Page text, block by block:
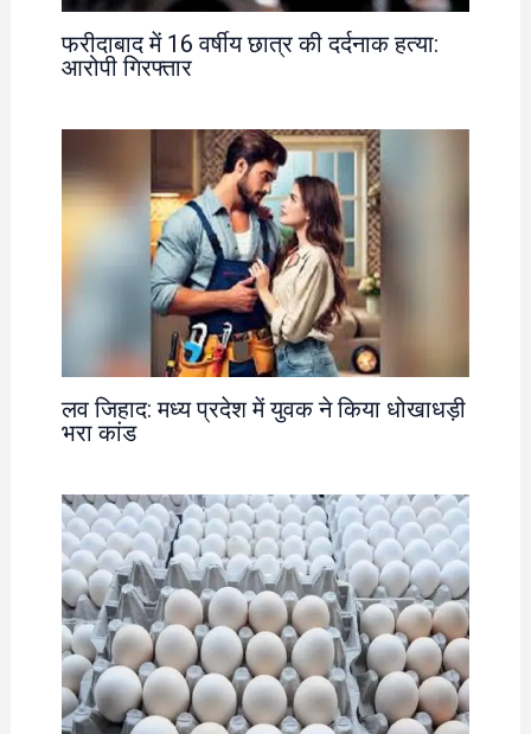
फरीदाबाद में 16 वर्षीय छात्र की दर्दनाक हत्या:
आरोपी गिरफ्तार
लव जिहाद: मध्य प्रदेश में युवक ने किया धोखाधड़ी
भरा कांड